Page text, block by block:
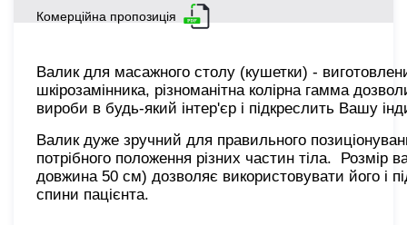
Комерційна пропозиція
Валик для масажного столу (кушетки) -
шкірозамінника, різноманітна колірна гамма
вироби в будь-який інтер'єр і підкреслить Вашу
Валик дуже зручний для правильного
потрібного положення різних частин тіла. Розмір
довжина 50 см) дозволяє використовувати його і
спини пацієнта.